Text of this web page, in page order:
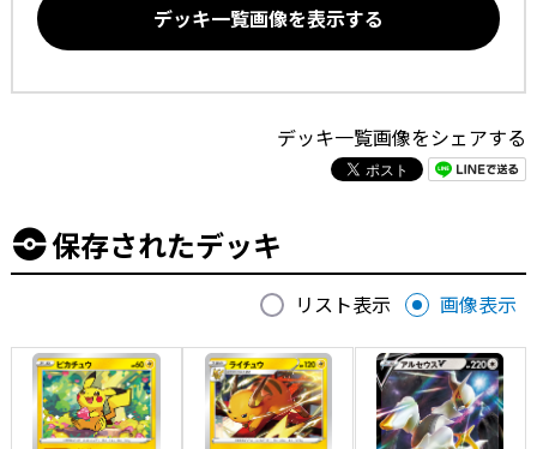
デッキ一覧画像を表示する
デッキ一覧画像をシェアする
保存されたデッキ
リスト表示 画像表示